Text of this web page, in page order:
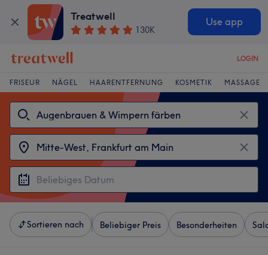
Treatwell
130K
Use app
LOGIN
FRISEUR NÄGEL HAARENTFERNUNG KOSMETIK MASSAGE
Sortieren nach Beliebiger Preis Besonderheiten